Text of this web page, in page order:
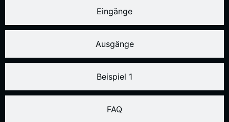
Eingänge
Ausgänge
Beispiel 1
FAQ